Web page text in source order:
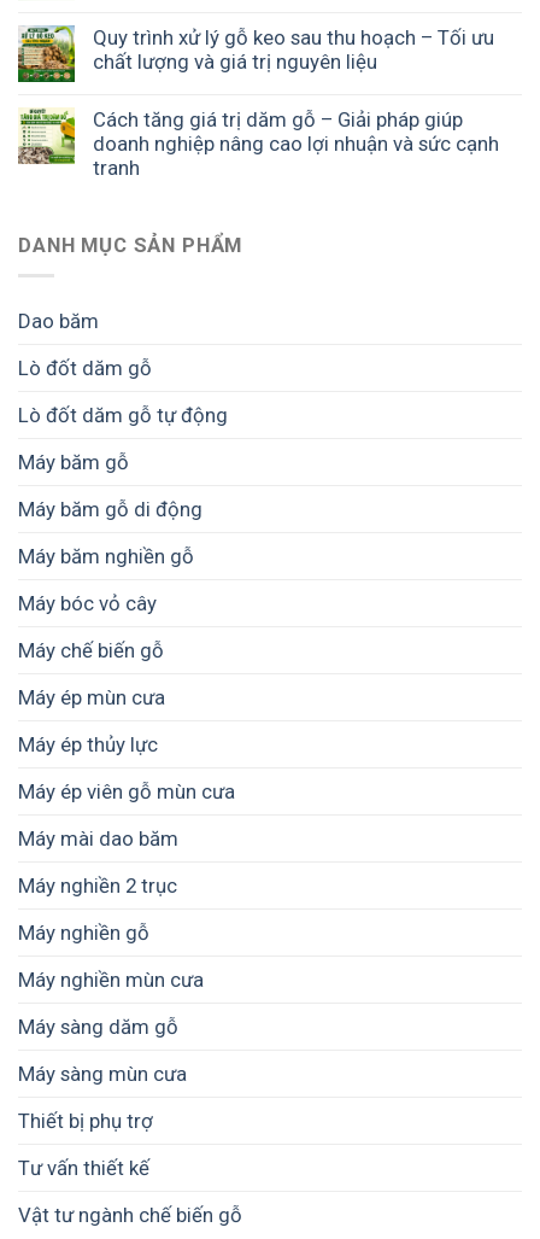
Quy trình xử lý gỗ keo sau thu hoạch – Tối ưu
chất lượng và giá trị nguyên liệu
Cách tăng giá trị dăm gỗ – Giải pháp giúp
doanh nghiệp nâng cao lợi nhuận và sức cạnh
tranh
DANH MỤC SẢN PHẨM
Dao băm
Lò đốt dăm gỗ
Lò đốt dăm gỗ tự động
Máy băm gỗ
Máy băm gỗ di động
Máy băm nghiền gỗ
Máy bóc vỏ cây
Máy chế biến gỗ
Máy ép mùn cưa
Máy ép thủy lực
Máy ép viên gỗ mùn cưa
Máy mài dao băm
Máy nghiền 2 trục
Máy nghiền gỗ
Máy nghiền mùn cưa
Máy sàng dăm gỗ
Máy sàng mùn cưa
Thiết bị phụ trợ
Tư vấn thiết kế
Vật tư ngành chế biến gỗ